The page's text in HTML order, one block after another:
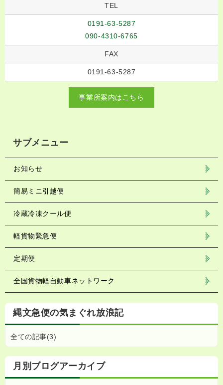
TEL
0191-63-5287
090-4310-6765
FAX
0191-63-5287
事業所案内はこちら
サブメニュー
お知らせ
簡易ミニ引越便
冷蔵冷凍クール便
軽貨物緊急便
定期便
全国貨物軽自動車ネットワーク
縄文急便の気まぐれ放浪記
全ての記事(3)
月別ブログアーカイブ